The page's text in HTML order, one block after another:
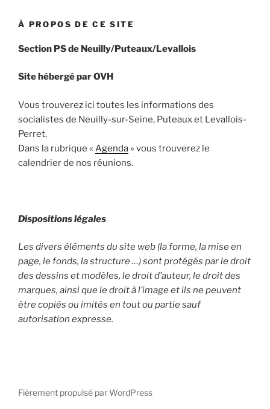
À PROPOS DE CE SITE
Section PS de Neuilly/Puteaux/Levallois
Site hébergé par OVH
Vous trouverez ici toutes les informations des
socialistes de Neuilly-sur-Seine, Puteaux et Levallois-
Perret.
Dans la rubrique « Agenda » vous trouverez le
calendrier de nos réunions.
Dispositions légales
Les divers éléments du site web (la forme, la mise en
page, le fonds, la structure …) sont protégés par le droit
des dessins et modèles, le droit d’auteur, le droit des
marques, ainsi que le droit à l’image et ils ne peuvent
être copiés ou imités en tout ou partie sauf
autorisation expresse.
Fièrement propulsé par WordPress